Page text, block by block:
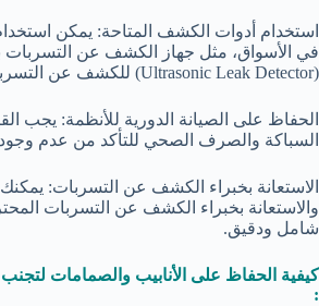
استخدام أدوات الكشف المتاحة: يمكن
في الأسواق، مثل جهاز الكشف عن التسربات
(Ultrasonic Leak Detector) للكشف عن التسربات في المواسير.
الحفاظ على الصيانة الدورية للأنظمة: يجب
السباكة والصرف الصحي للتأكد من عدم
الاستعانة بخبراء الكشف عن التسربات:
والاستعانة بخبراء الكشف عن التسربات
شامل ودقيق.
كيفية الحفاظ على الأنابيب والصمامات
: